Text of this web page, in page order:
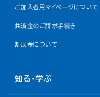
ご加入者用マイページについて
共済金のご請求手続き
割戻金について​
知る・学ぶ